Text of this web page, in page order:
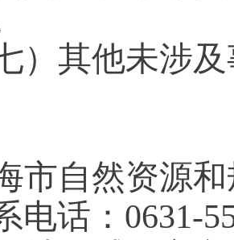
七）其他未涉
市自然资源
电话： 0631-